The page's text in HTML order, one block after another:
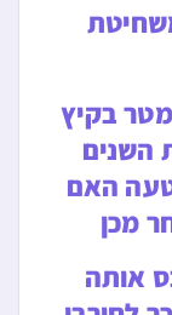
בקיץ
השנים
האם
מכן
אותה